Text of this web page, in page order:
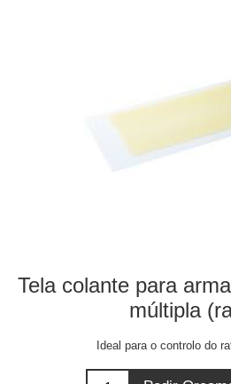
Tela colante para
múltipla
Ideal para o controlo do